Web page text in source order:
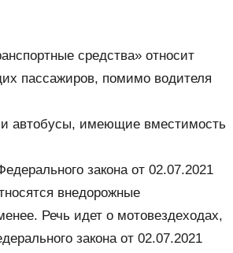
средства» относит
пассажиров, помимо водителя
автобусы, имеющие вместимость
закона от 02.07.2021
внедорожные
Речь идет о мотовездеходах,
закона от 02.07.2021